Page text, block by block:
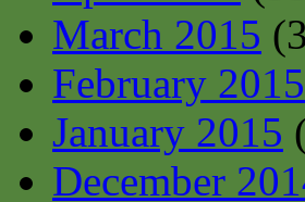
March 2015
February 2015
January 2015
December